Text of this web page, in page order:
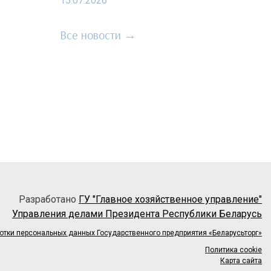
Все новости →
Разработано ГУ "Главное хозяйственное управление"
Управления делами Президента Республики Беларусь
персональных данных Государственного предприятия «Беларусьторг»
Политика cookie
Карта сайта